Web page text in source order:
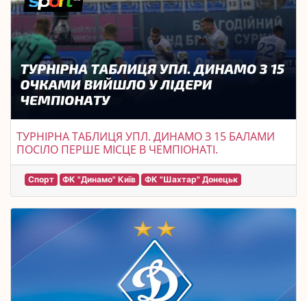
ТУРНІРНА ТАБЛИЦЯ УПЛ. ДИНАМО З 15 БАЛАМИ
ПОСІЛО ПЕРШЕ МІСЦЕ В ЧЕМПІОНАТІ.
Спорт ФК "Динамо" Київ ФК "Шахтар" Донецьк